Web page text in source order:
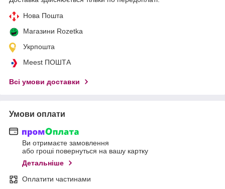
Нова Пошта
Магазини Rozetka
Укрпошта
Meest ПОШТА
Всі умови доставки
Умови оплати
Ви отримаєте замовлення
або гроші повернуться на вашу картку
Детальніше
Оплатити частинами